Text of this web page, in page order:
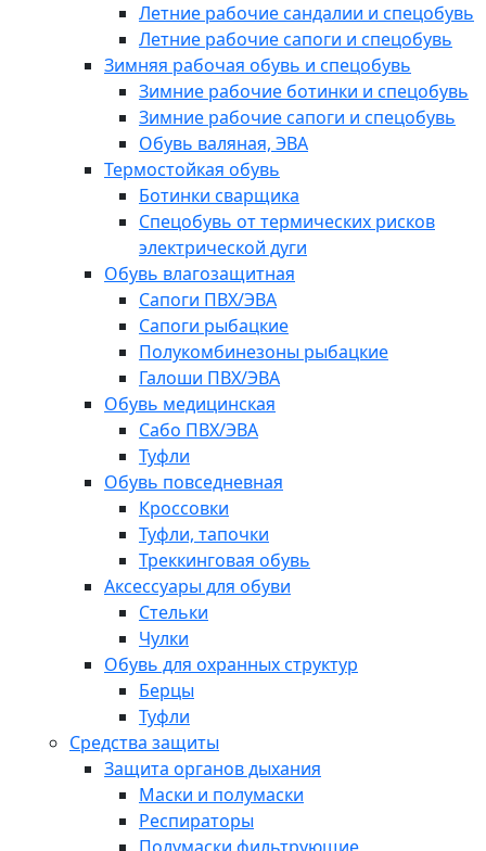
Летние рабочие сандалии и спецобувь
Летние рабочие сапоги и спецобувь
Зимняя рабочая обувь и спецобувь
Зимние рабочие ботинки и спецобувь
Зимние рабочие сапоги и спецобувь
Обувь валяная, ЭВА
Термостойкая обувь
Ботинки сварщика
Спецобувь от термических рисков
электрической дуги
Обувь влагозащитная
Сапоги ПВХ/ЭВА
Сапоги рыбацкие
Полукомбинезоны рыбацкие
Галоши ПВХ/ЭВА
Обувь медицинская
Сабо ПВХ/ЭВА
Туфли
Обувь повседневная
Кроссовки
Туфли, тапочки
Треккинговая обувь
Аксессуары для обуви
Стельки
Чулки
Обувь для охранных структур
Берцы
Туфли
Средства защиты
Защита органов дыхания
Маски и полумаски
Респираторы